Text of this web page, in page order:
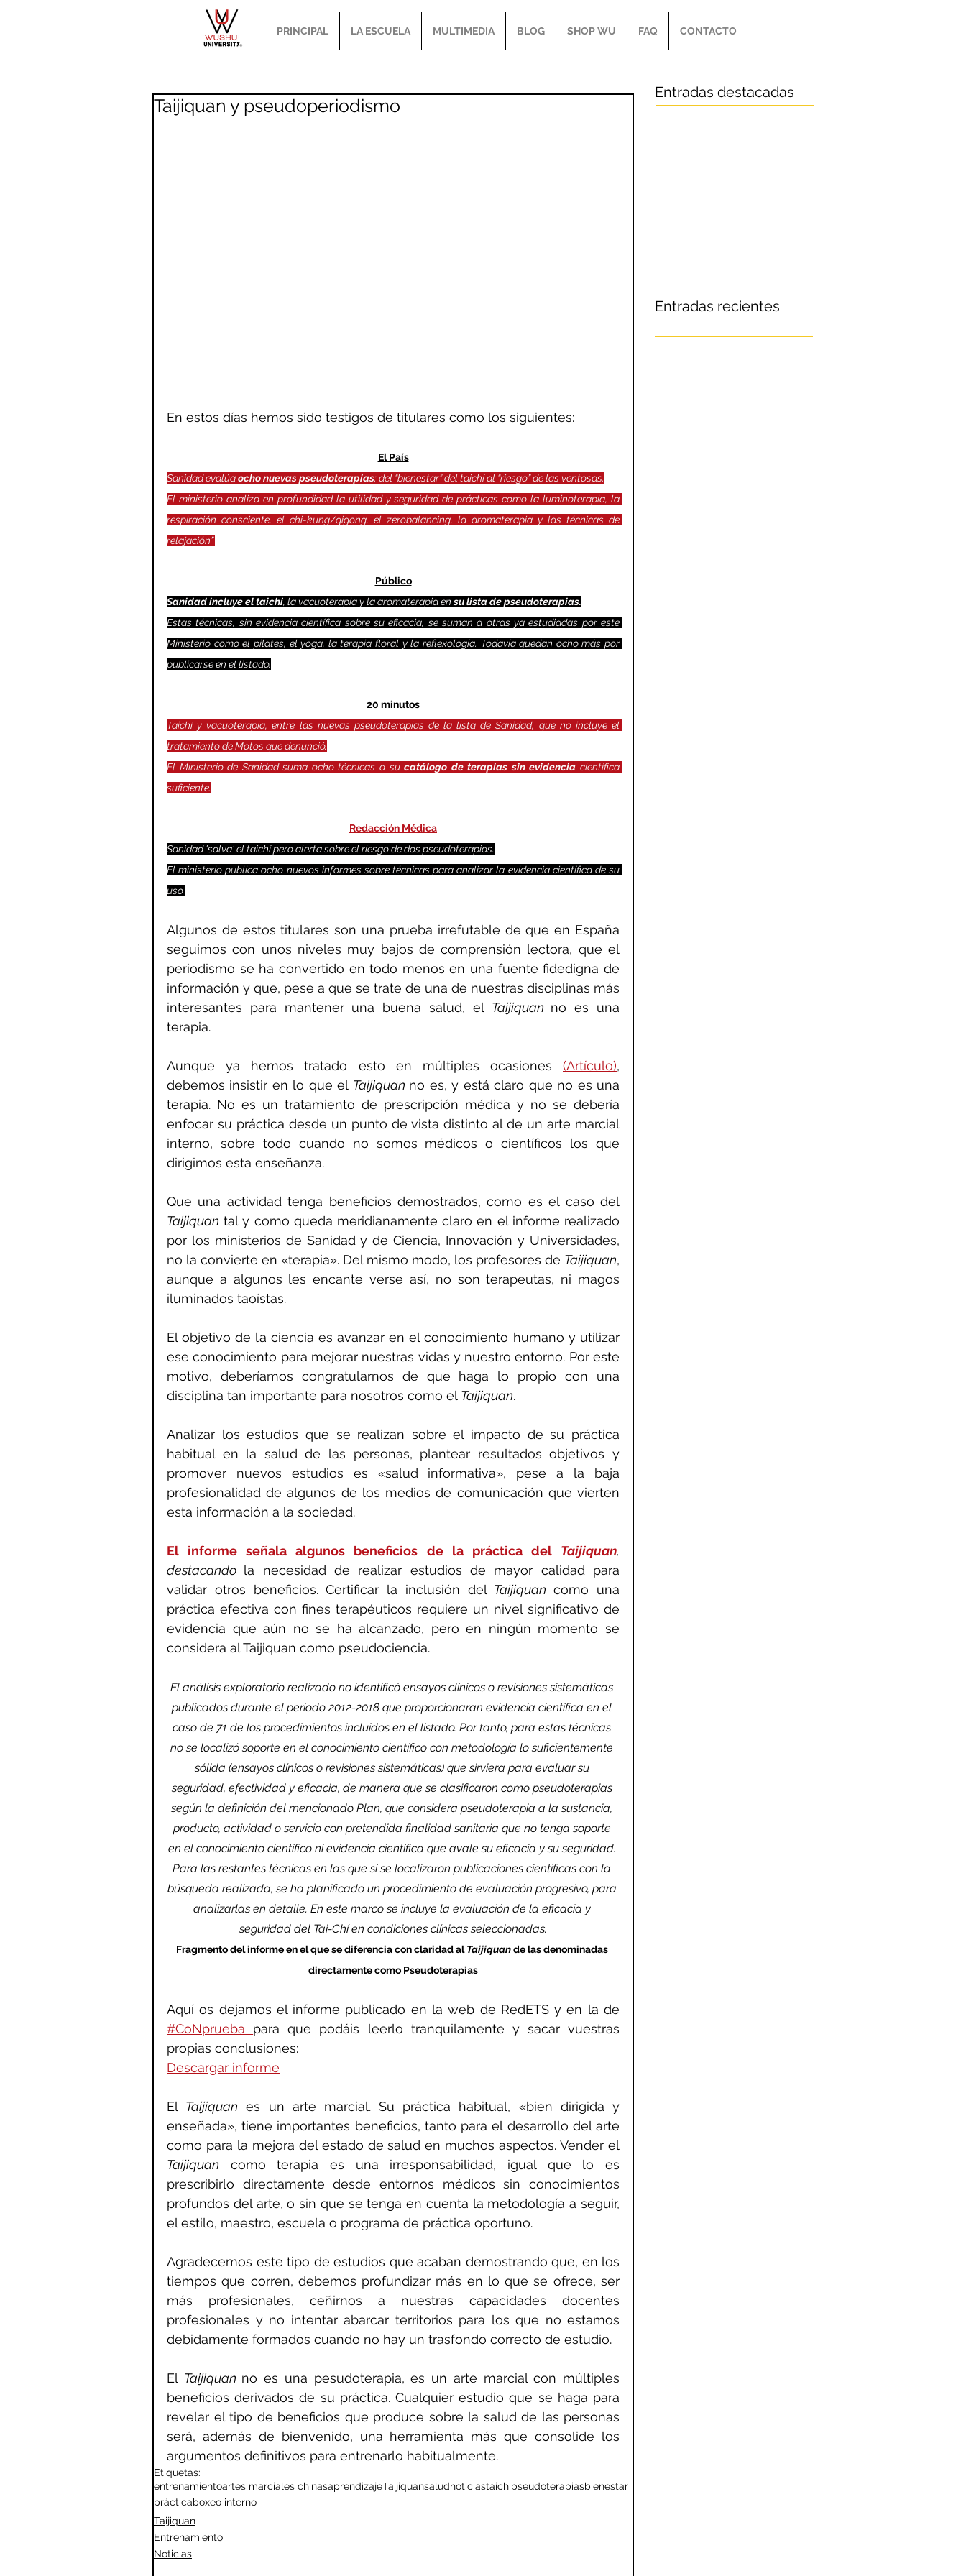
PRINCIPAL LA ESCUELA MULTIMEDIA BLOG SHOP WU FAQ CONTACTO
Taijiquan y pseudoperiodismo
En estos días hemos sido testigos de titulares como los siguientes:
El País
Sanidad evalúa ocho nuevas pseudoterapias: del “bienestar” del taichí al “riesgo” de las ventosas.
El ministerio analiza en profundidad la utilidad y seguridad de prácticas como la luminoterapia, la
respiración consciente, el chi-kung/qigong, el zerobalancing, la aromaterapia y las técnicas de
relajación”.
Público
Sanidad incluye el taichí, la vacuoterapia y la aromaterapia en su lista de pseudoterapias.
Estas técnicas, sin evidencia científica sobre su eficacia, se suman a otras ya estudiadas por este
Ministerio como el pilates, el yoga, la terapia floral y la reflexología. Todavía quedan ocho más por
publicarse en el listado.
20 minutos
Taichí y vacuoterapia, entre las nuevas pseudoterapias de la lista de Sanidad, que no incluye el
tratamiento de Motos que denunció.
El Ministerio de Sanidad suma ocho técnicas a su catálogo de terapias sin evidencia científica
suficiente.
Redacción Médica
Sanidad 'salva' el taichí pero alerta sobre el riesgo de dos pseudoterapias.
El ministerio publica ocho nuevos informes sobre técnicas para analizar la evidencia científica de su
uso.
Algunos de estos titulares son una prueba irrefutable de que en España
seguimos con unos niveles muy bajos de comprensión lectora, que el
periodismo se ha convertido en todo menos en una fuente fidedigna de
información y que, pese a que se trate de una de nuestras disciplinas más
interesantes para mantener una buena salud, el Taijiquan no es una
terapia.
Aunque ya hemos tratado esto en múltiples ocasiones (Artículo),
debemos insistir en lo que el Taijiquan no es, y está claro que no es una
terapia. No es un tratamiento de prescripción médica y no se debería
enfocar su práctica desde un punto de vista distinto al de un arte marcial
interno, sobre todo cuando no somos médicos o científicos los que
dirigimos esta enseñanza.
Taijiquan tal y como queda meridianamente claro en el informe realizado
por los ministerios de Sanidad y de Ciencia, Innovación y Universidades,
no la convierte en «terapia». Del mismo modo, los profesores de Taijiquan,
aunque a algunos les encante verse así, no son terapeutas, ni magos
iluminados taoístas.
El objetivo de la ciencia es avanzar en el conocimiento humano y utilizar
ese conocimiento para mejorar nuestras vidas y nuestro entorno. Por este
motivo, deberíamos congratularnos de que haga lo propio con una
disciplina tan importante para nosotros como el Taijiquan.
Analizar los estudios que se realizan sobre el impacto de su práctica
habitual en la salud de las personas, plantear resultados objetivos y
promover nuevos estudios es «salud informativa», pese a la baja
profesionalidad de algunos de los medios de comunicación que vierten
esta información a la sociedad.
El informe señala algunos beneficios de la práctica del Taijiquan,
destacando la necesidad de realizar estudios de mayor calidad para
validar otros beneficios. Certificar la inclusión del Taijiquan como una
práctica efectiva con fines terapéuticos requiere un nivel significativo de
evidencia que aún no se ha alcanzado, pero en ningún momento se
considera al Taijiquan como pseudociencia.
El análisis exploratorio realizado no identificó ensayos clínicos o revisiones sistemáticas
publicados durante el periodo 2012-2018 que proporcionaran evidencia científica en el
caso de 71 de los procedimientos incluidos en el listado. Por tanto, para estas técnicas
no se localizó soporte en el conocimiento científico con metodología lo suficientemente
sólida (ensayos clínicos o revisiones sistemáticas) que sirviera para evaluar su
seguridad, efectividad y eficacia, de manera que se clasificaron como pseudoterapias
según la definición del mencionado Plan, que considera pseudoterapia a la sustancia,
producto, actividad o servicio con pretendida finalidad sanitaria que no tenga soporte
en el conocimiento científico ni evidencia científica que avale su eficacia y su seguridad.
Para las restantes técnicas en las que sí se localizaron publicaciones científicas con la
búsqueda realizada, se ha planificado un procedimiento de evaluación progresivo, para
analizarlas en detalle. En este marco se incluye la evaluación de la eficacia y
seguridad del Tai-Chí en condiciones clínicas seleccionadas.
Fragmento del informe en el que se diferencia con claridad al Taijiquan de las denominadas
directamente como Pseudoterapias
#CoNprueba para que podáis leerlo tranquilamente y sacar vuestras
propias conclusiones:
Descargar informe
El Taijiquan es un arte marcial. Su práctica habitual, «bien dirigida y
enseñada», tiene importantes beneficios, tanto para el desarrollo del arte
Taijiquan como terapia es una irresponsabilidad, igual que lo es
prescribirlo directamente desde entornos médicos sin conocimientos
profundos del arte, o sin que se tenga en cuenta la metodología a seguir,
el estilo, maestro, escuela o programa de práctica oportuno.
Agradecemos este tipo de estudios que acaban demostrando que, en los
tiempos que corren, debemos profundizar más en lo que se ofrece, ser
más profesionales, ceñirnos a nuestras capacidades docentes
profesionales y no intentar abarcar territorios para los que no estamos
debidamente formados cuando no hay un trasfondo correcto de estudio.
El Taijiquan no es una pesudoterapia, es un arte marcial con múltiples
beneficios derivados de su práctica. Cualquier estudio que se haga para
revelar el tipo de beneficios que produce sobre la salud de las personas
será, además de bienvenido, una herramienta más que consolide los
argumentos definitivos para entrenarlo habitualmente.
Etiquetas:
entrenamientoartes marciales chinasaprendizajeTaijiquansaludnoticiastaichipseudoterapiasbienestar
prácticaboxeo interno
Taijiquan
Entrenamiento
Noticias
Entradas destacadas
Entradas recientes